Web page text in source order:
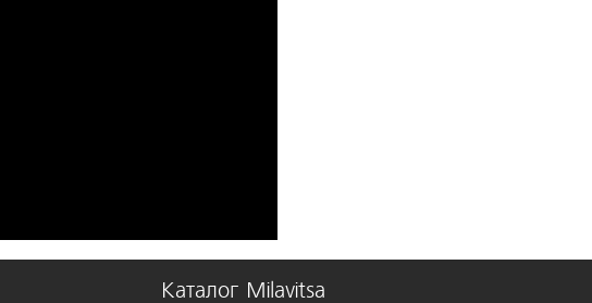
Каталог Milavitsa